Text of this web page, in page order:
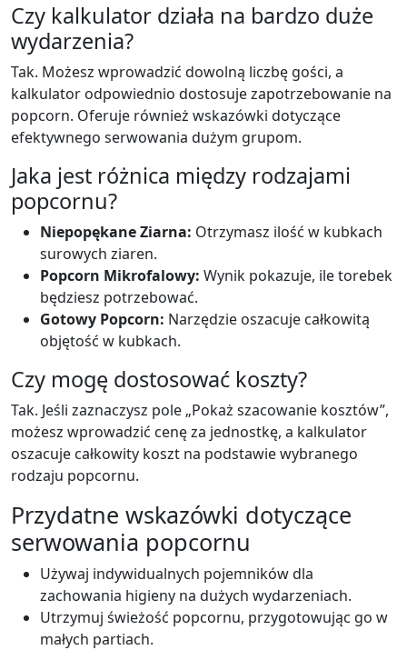
Czy kalkulator działa na bardzo duże
wydarzenia?
Tak. Możesz wprowadzić dowolną liczbę gości, a
kalkulator odpowiednio dostosuje zapotrzebowanie na
popcorn. Oferuje również wskazówki dotyczące
efektywnego serwowania dużym grupom.
Jaka jest różnica między rodzajami
popcornu?
Niepopękane Ziarna: Otrzymasz ilość w kubkach
surowych ziaren.
Popcorn Mikrofalowy: Wynik pokazuje, ile torebek
będziesz potrzebować.
Gotowy Popcorn: Narzędzie oszacuje całkowitą
objętość w kubkach.
Czy mogę dostosować koszty?
Tak. Jeśli zaznaczysz pole „Pokaż szacowanie kosztów”,
możesz wprowadzić cenę za jednostkę, a kalkulator
oszacuje całkowity koszt na podstawie wybranego
rodzaju popcornu.
Przydatne wskazówki dotyczące
serwowania popcornu
Używaj indywidualnych pojemników dla
zachowania higieny na dużych wydarzeniach.
Utrzymuj świeżość popcornu, przygotowując go w
małych partiach.